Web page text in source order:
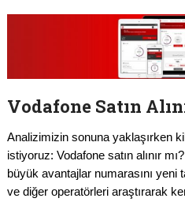
Vodafone Satın
Analizimizin sonuna yaklaşırken
istiyoruz: Vodafone satın alınır
büyük avantajlar numarasını yeni
ve diğer operatörleri araştırarak